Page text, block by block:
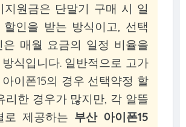
지원금은 단말기 구매 시 일
할인을 받는 방식이고, 선택
은 매월 요금의 일정 비율을
식입니다. 일반적으로 고가
이폰15의 경우 선택약정 할
리한 경우가 많지만, 각 알뜰
로 제공하는 부산 아이폰15